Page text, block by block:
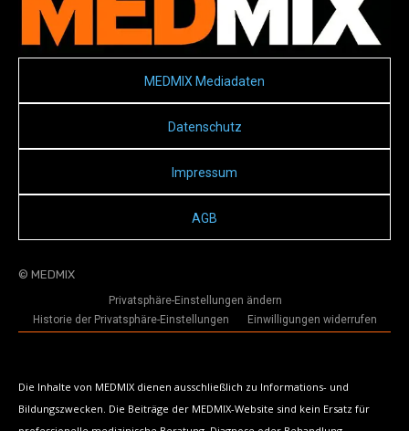
MEDMIX Mediadaten
Datenschutz
Impressum
AGB
© MEDMIX
Privatsphäre-Einstellungen ändern
Historie der Privatsphäre-Einstellungen
Einwilligungen widerrufen
Die Inhalte von MEDMIX dienen ausschließlich zu Informations- und
Bildungszwecken. Die Beiträge der MEDMIX-Website sind kein Ersatz für